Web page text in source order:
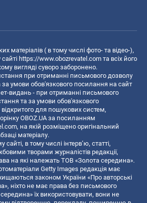
матеріалів ( в тому числі фото- та відео-),
https://www.obozrevatel.com та всіх його
вигляді суворо заборонено.
при отриманні письмового дозволу
за умови обов'язкового посилання на сайт
видань - при отриманні письмового
та за умови обов'язкового
для пошукових систем,
OBOZ.UA за посиланням
, на якій розміщено оригінальний
матеріалу.
сайті, в тому числі інтерв’ю, статті,
творами журналістів редакції,
на які належать ТОВ «Золота середина».
Getty Images редакція має
законом України «Про авторські
ніхто не має права без письмового
їх використовувати, вони не